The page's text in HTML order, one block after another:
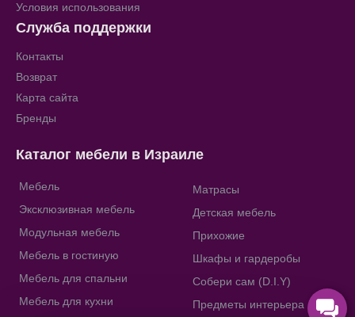
Условия использования
Служба поддержки
Контакты
Возврат
Карта сайта
Бренды
Каталог мебели в Израиле
Мебель
Эксклюзивная мебель
Модульная мебель
Мебель в гостиную
Мебель для спальни
Мебель для кухни
Матрасы
Детская мебель
Прихожие
Шкафы и гардеробы
Собери сам (D.I.Y)
Предметы интерьера